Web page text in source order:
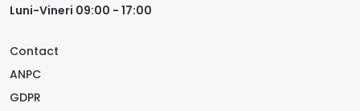
Luni-Vineri 09:00 - 17:00
Contact
ANPC
GDPR